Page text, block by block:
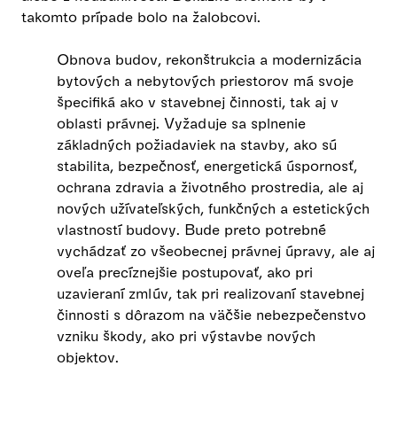
takomto prípade bolo na žalobcovi.
Obnova budov, rekonštrukcia a modernizácia
bytových a nebytových priestorov má svoje
špecifiká ako v stavebnej činnosti, tak aj v
oblasti právnej. Vyžaduje sa splnenie
základných požiadaviek na stavby, ako sú
stabilita, bezpečnosť, energetická úspornosť,
ochrana zdravia a životného prostredia, ale aj
nových užívateľských, funkčných a estetických
vlastností budovy. Bude preto potrebné
vychádzať zo všeobecnej právnej úpravy, ale aj
oveľa precíznejšie postupovať, ako pri
uzavieraní zmlúv, tak pri realizovaní stavebnej
činnosti s dôrazom na väčšie nebezpečenstvo
vzniku škody, ako pri výstavbe nových
objektov.